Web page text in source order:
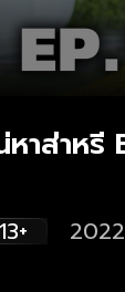
หาส่าหรี
2022